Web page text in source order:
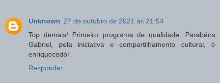
Unknown 27 de outubro de 2021 às 21:54
Top demais! Primeiro programa de qualidade. Parabéns
Gabriel, pela iniciativa e compartilhamento cultural, é
enriquecedor.
Responder